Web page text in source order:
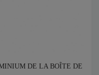
DE LA BOÎTE DE